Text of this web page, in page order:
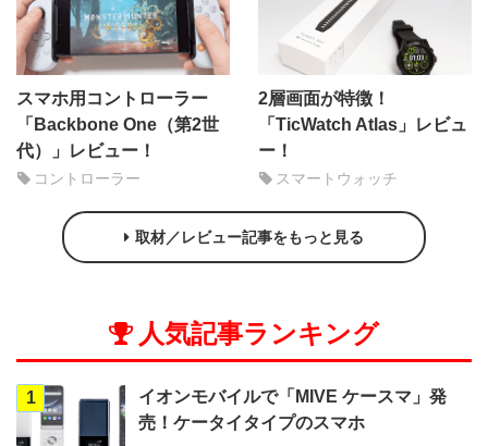
スマホ用コントローラー
「Backbone One（第2世
代）」レビュー！
コントローラー
2層画面が特徴！
「TicWatch Atlas」レビュ
ー！
スマートウォッチ
取材／レビュー記事をもっと見る
人気記事ランキング
1
イオンモバイルで「MIVE ケースマ」発
売！ケータイタイプのスマホ